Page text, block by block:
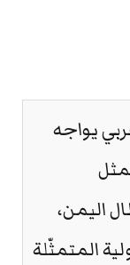
يواجه
اليمن،
المتمثّلة